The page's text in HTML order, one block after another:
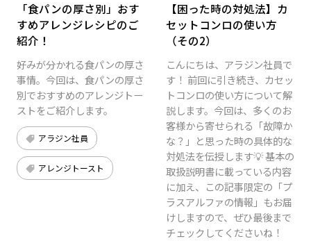
「食パンの厚さ別」おす
すめアレンジレシピのご
紹介！
好みが分かれる食パンの厚さ
事情。今回は、食パンの厚さ
別でおすすめのアレンジトー
ストをご紹介します。
アラジン社員
アレンジトースト
【困った時の対処法】カ
セットコンロの使い方
（その2）
こんにちは、アラジン社員で
す！ 前回に引き続き、カセッ
トコンロの使い方について解
説します。今回は、多くのお
客様から寄せられる「故障か
な？」と思った時の具体的な
対処法を伝授します💡 基本の
取扱説明書に載っている内容
に加え、この記事限定の「プ
ラスアルファの情報」もお届
けしますので、ぜひ最後まで
チェックしてくださいね！